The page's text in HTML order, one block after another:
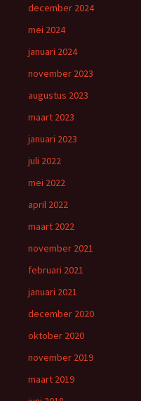
december 2024
mei 2024
januari 2024
november 2023
augustus 2023
maart 2023
januari 2023
juli 2022
mei 2022
april 2022
maart 2022
november 2021
februari 2021
januari 2021
december 2020
oktober 2020
november 2019
maart 2019